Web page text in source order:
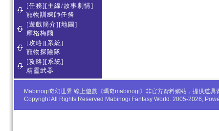
[任務][主線/故事劇情]
寵物訓練師任務
[遊戲簡介][地圖]
摩格梅爾
[攻略][系統]
寵物探險隊
[攻略][系統]
精靈武器
Mabinogi奇幻世界 線上遊戲《瑪奇mabinogi》非官方資料網站，提供道
Copyright All Rights Reserved Mabinogi Fantasy World. 2005-2026,